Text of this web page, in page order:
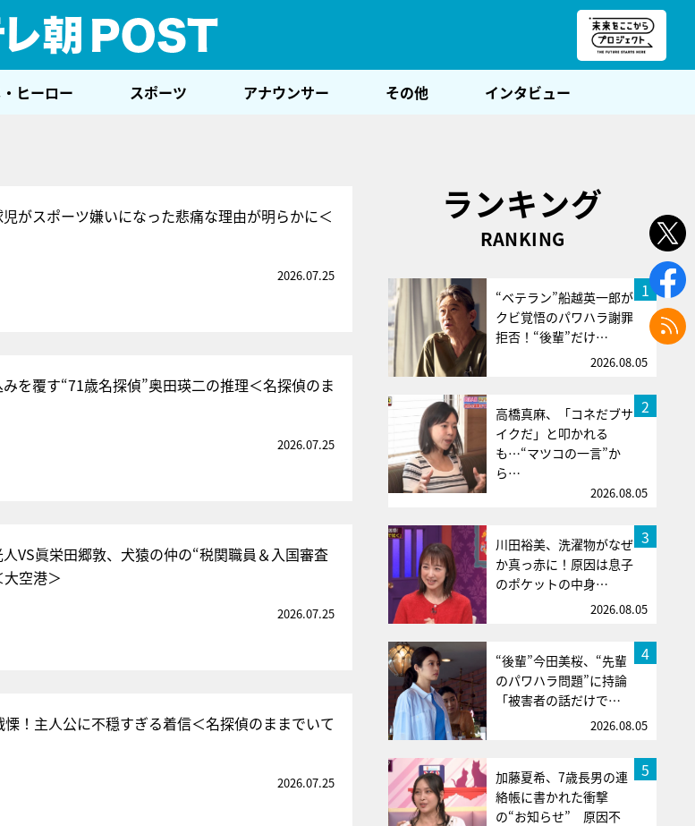
ヒーロー スポーツ アナウンサー その他 インタビュー
がスポーツ嫌いになった悲痛な理由が明らかに＜
2026.07.25
を覆す“71歳名探偵”奥田瑛二の推理＜名探偵のま
2026.07.25
VS眞栄田郷敦、犬猿の仲の“税関職員＆入国審査
空港＞
2026.07.25
！主人公に不穏すぎる着信＜名探偵のままでいて
2026.07.25
ランキング
RANKING
1
“ベテラン”船越英一郎が
クビ覚悟のパワハラ謝罪
拒否！“後輩”だけ…
2026.08.05
2
高橋真麻、「コネだブサ
イクだ」と叩かれる
も…“マツコの一言”か
ら…
2026.08.05
3
川田裕美、洗濯物がなぜ
か真っ赤に！原因は息子
のポケットの中身…
2026.08.05
4
“後輩”今田美桜、“先輩
のパワハラ問題”に持論
「被害者の話だけで…
2026.08.05
5
加藤夏希、7歳長男の連
絡帳に書かれた衝撃
の“お知らせ” 原因不